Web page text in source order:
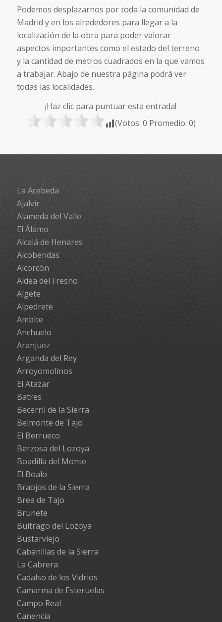
Podemos desplazarnos por toda la comunidad de
Madrid y en los alrededores para llegar a la
localización de la obra para poder valorar
aspectos importantes como el estado del terreno
y la cantidad de metros cuadrados en la que vamos
a trabajar. Abajo de nuestra página podrá ver
todas las localidades.
¡Haz clic para puntuar esta entrada!
(Votos:0 Promedio:0)
La Acebeda
Ajalvir
Alameda del Valle
El Álamo
Alcalá de Henares
Alcobendas
Alcorcón
Aldea del Fresno
Algete
Alpedrete
Ambite
Anchuelo
Aranjuez
Arganda del Rey
Arroyomolinos
El Atazar
Batres
Becerril de la Sierra
Belmonte de Tajo
El Berrueco
Berzosa del Lozoya
Boadilla del Monte
El Boalo
Braojos de la Sierra
Brea de Tajo
Brunete
Buitrago del Lozoya
Bustarviejo
Cabanillas de la Sierra
La Cabrera
Cadalso de los Vidrios
Camarma de Esteruelas
Campo Real
Canencia